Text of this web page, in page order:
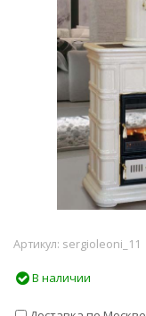
Артикул: sergioleoni_11
В наличии